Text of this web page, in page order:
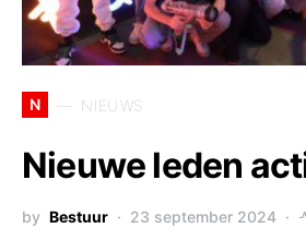
N NIEUWS
Nieuwe leden
by Bestuur 23 september 2024